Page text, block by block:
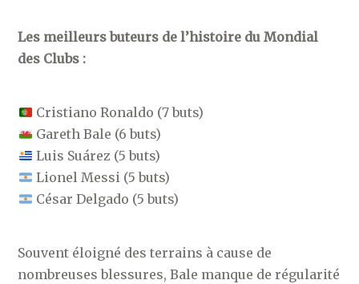
Les meilleurs buteurs de l’histoire du Mondial
des Clubs :
Cristiano Ronaldo (7 buts)
Gareth Bale (6 buts)
Luis Suárez (5 buts)
Lionel Messi (5 buts)
César Delgado (5 buts)
Souvent éloigné des terrains à cause de
nombreuses blessures, Bale manque de régularité